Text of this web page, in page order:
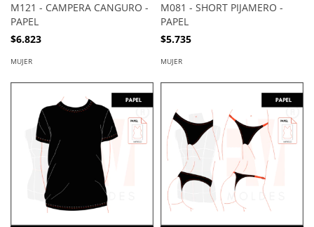
M121 - CAMPERA CANGURO -
PAPEL
$6.823
MUJER
M081 - SHORT PIJAMERO -
PAPEL
$5.735
MUJER